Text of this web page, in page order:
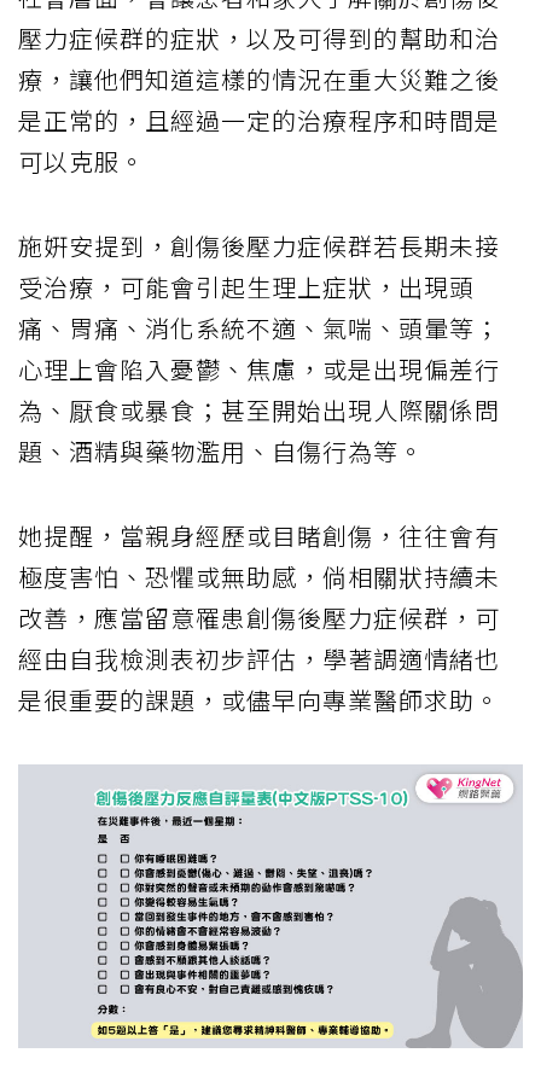
壓力症候群的症狀，以及可得到的幫助和治
療，讓他們知道這樣的情況在重大災難之後
是正常的，且經過一定的治療程序和時間是
可以克服。
施姸安提到，創傷後壓力症候群若長期未接
受治療，可能會引起生理上症狀，出現頭
痛、胃痛、消化系統不適、氣喘、頭暈等；
心理上會陷入憂鬱、焦慮，或是出現偏差行
為、厭食或暴食；甚至開始出現人際關係問
題、酒精與藥物濫用、自傷行為等。
她提醒，當親身經歷或目睹創傷，往往會有
極度害怕、恐懼或無助感，倘相關狀持續未
改善，應當留意罹患創傷後壓力症候群，可
經由自我檢測表初步評估，學著調適情緒也
是很重要的課題，或儘早向專業醫師求助。